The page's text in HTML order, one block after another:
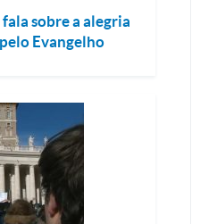
sobre a alegria
Evangelho